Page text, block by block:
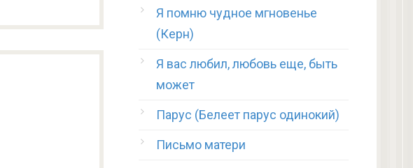
Я помню чудное мгновенье
(Керн)
Я вас любил, любовь еще, быть
может
Парус (Белеет парус одинокий)
Письмо матери